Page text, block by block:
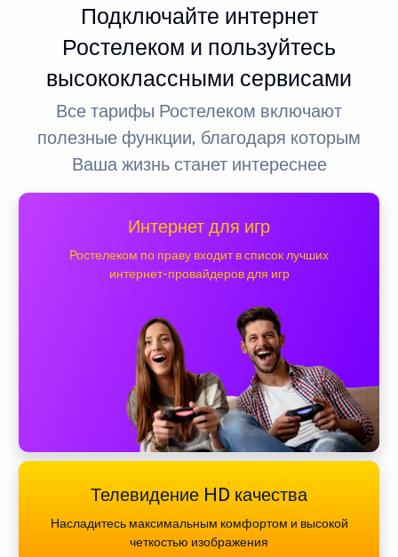
Подключайте интернет
Ростелеком и пользуйтесь
высококлассными сервисами
Все тарифы Ростелеком включают
полезные функции, благодаря которым
Ваша жизнь станет интереснее
Интернет для игр
Ростелеком по праву входит в список лучших
интернет-провайдеров для игр
Телевидение HD качества
Насладитесь максимальным комфортом и высокой
четкостью изображения